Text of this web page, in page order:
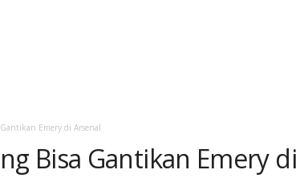
Emery di Arsenal
Bisa Gantikan Emery di